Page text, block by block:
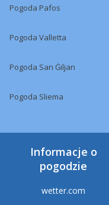
Pogoda Pafos
Pogoda Valletta
Pogoda San Ġiljan
Pogoda Sliema
Informacje o
pogodzie
wetter.com